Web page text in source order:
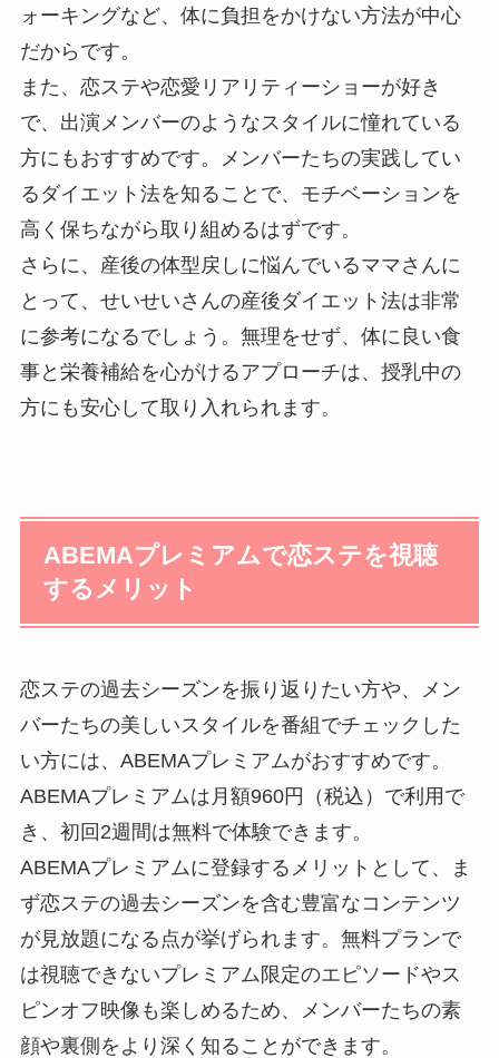
ォーキングなど、体に負担をかけない方法が中心
だからです。
また、恋ステや恋愛リアリティーショーが好き
で、出演メンバーのようなスタイルに憧れている
方にもおすすめです。メンバーたちの実践してい
るダイエット法を知ることで、モチベーションを
高く保ちながら取り組めるはずです。
さらに、産後の体型戻しに悩んでいるママさんに
とって、せいせいさんの産後ダイエット法は非常
に参考になるでしょう。無理をせず、体に良い食
事と栄養補給を心がけるアプローチは、授乳中の
方にも安心して取り入れられます。
ABEMAプレミアムで恋ステを視聴
するメリット
恋ステの過去シーズンを振り返りたい方や、メン
バーたちの美しいスタイルを番組でチェックした
い方には、ABEMAプレミアムがおすすめです。
ABEMAプレミアムは月額960円（税込）で利用で
き、初回2週間は無料で体験できます。
ABEMAプレミアムに登録するメリットとして、ま
ず恋ステの過去シーズンを含む豊富なコンテンツ
が見放題になる点が挙げられます。無料プランで
は視聴できないプレミアム限定のエピソードやス
ピンオフ映像も楽しめるため、メンバーたちの素
顔や裏側をより深く知ることができます。